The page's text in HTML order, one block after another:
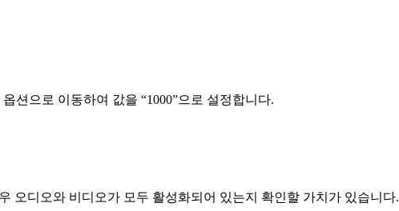
션으로 이동하여 값을 “1000”으로 설정합니다.
오디오와 비디오가 모두 활성화되어 있는지 확인할 가치가 있습니다.